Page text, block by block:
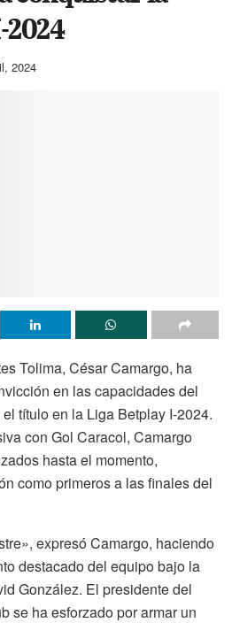
2024
2024
Tolima, César Camargo, ha
en las capacidades del
título en la Liga Betplay I-2024.
con Gol Caracol, Camargo
hasta el momento,
como primeros a las finales del
expresó Camargo, haciendo
destacado del equipo bajo la
González. El presidente del
se ha esforzado por armar un